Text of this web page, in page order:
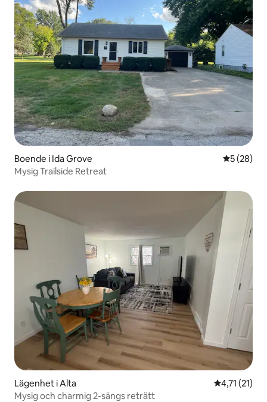
Boende i Ida Grove 5 av 5 i
5 (28)
Mysig Trailside Retreat
Lägenhet i Alta 4,71 av 5 i
4,71 (21)
Mysig och charmig 2-sängs reträtt